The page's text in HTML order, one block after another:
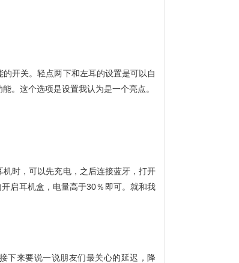
开关。轻点两下和左耳的设置是可以自
。这个选项是设置我认为是一个亮点。
时，可以先充电，之后连接蓝牙，打开
启耳机盒，电量高于30％即可。就和我
下来要说一说朋友们最关心的延迟，降